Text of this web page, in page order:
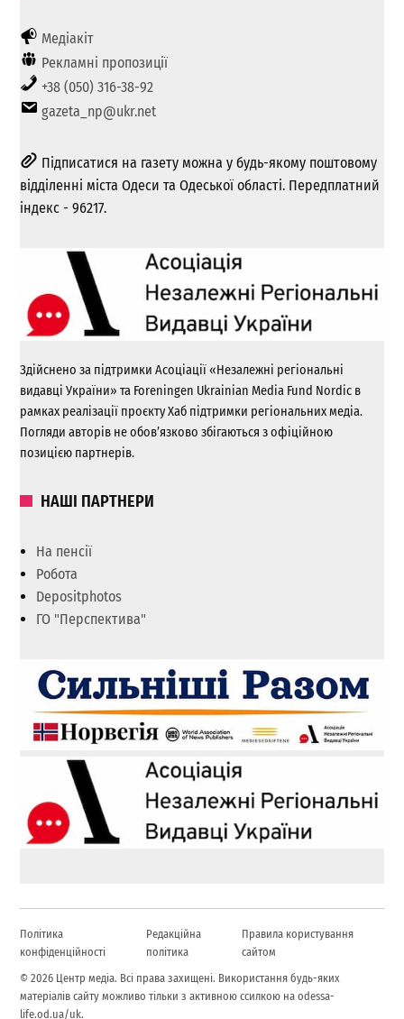
Медіакіт
Рекламні пропозиції
+38 (050) 316-38-92
gazeta_np@ukr.net
Підписатися на газету можна у будь-якому поштовому
відділенні міста Одеси та Одеської області. Передплатний
індекс - 96217.
Здійснено за підтримки Асоціації «Незалежні регіональні
видавці України» та Foreningen Ukrainian Media Fund Nordic в
рамках реалізації проєкту Хаб підтримки регіональних медіа.
Погляди авторів не обов’язково збігаються з офіційною
позицією партнерів.
НАШІ ПАРТНЕРИ
На пенсії
Робота
Depositphotos
ГО "Перспектива"
Політика
конфіденційності
Редакційна
політика
Правила користування
сайтом
© 2026 Центр медіа. Всі права захищені. Використання будь-яких
матеріалів сайту можливо тільки з активною ссилкою на odessa-
life.od.ua/uk.